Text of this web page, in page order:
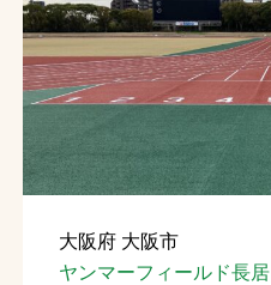
お問合せ
お取引先の皆様へ
ソーシャルメディアポリシー
大阪府 大阪市
ヤンマーフィールド長居